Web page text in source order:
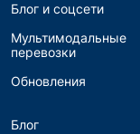
Блог и соцсети
Мультимодальные
перевозки
Обновления
Блог